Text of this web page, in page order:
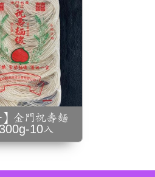
】金門祝壽麵
10入